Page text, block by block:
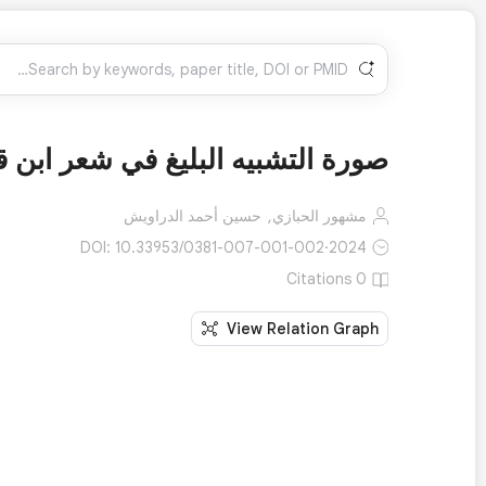
صورة التشبيه البليغ في شعر ابن
مشهور الحبازي, حسين أحمد الدراويش
2024
·
DOI: 10.33953/0381-007-001-002
0 Citations
View Relation Graph